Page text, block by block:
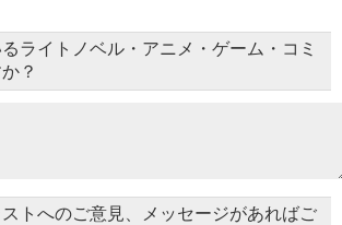
ライトノベル・アニメ・ゲーム・コミ
？
トへのご意見、メッセージがあればご